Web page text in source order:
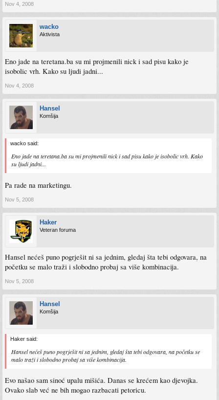
Nov 4, 2008
wacko
Aktivista
Eno jade na teretana.ba su mi projmenili nick i sad pisu kako je
isobolic vrh. Kako su ljudi jadni...
Nov 4, 2008
Hansel
Komšija
wacko said:
Eno jade na teretana.ba su mi projmenili nick i sad pisu kako je isobolic vrh. Kako
su ljudi jadni...
Pa rade na marketingu.
Nov 5, 2008
Haker
Veteran foruma
Hansel nećeš puno pogrješit ni sa jednim, gledaj šta tebi odgovara, na
početku se malo traži i slobodno probaj sa više kombinacija.
Nov 5, 2008
Hansel
Komšija
Haker said:
Hansel nećeš puno pogrješit ni sa jednim, gledaj šta tebi odgovara, na početku se
malo traži i slobodno probaj sa više kombinacija.
Evo našao sam sinoć upalu mišića. Danas se krećem kao djevojka.
Ovako slab već ne bih mogao razbacati petoricu.